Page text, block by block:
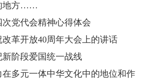
地方……
党代会精神心得体会
革开放40周年大会上的讲话
阶段爱国统一战线
多元一体中华文化中的地位和作